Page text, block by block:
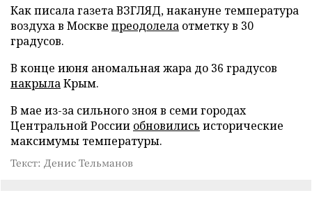
Как писала газета ВЗГЛЯД, накануне температура
воздуха в Москве преодолела отметку в 30
градусов.
В конце июня аномальная жара до 36 градусов
накрылаКрым.
В мае из-за сильного зноя в семи городах
Центральной России обновились исторические
максимумы температуры.
Текст: Денис Тельманов